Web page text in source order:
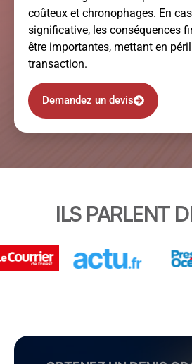
coûteux et chronophages. En cas
significative, les conséquences
être importantes, mettant en
transaction.
Demandez un devis
ILS PARLENT